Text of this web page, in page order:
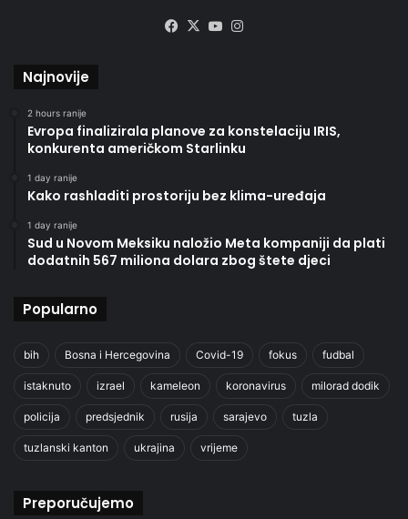
Facebook
X YouTube
Najnovije
2 hours ranije
Evropa finalizirala planove za konstelaciju IRIS,
konkurenta američkom Starlinku
1 day ranije
Kako rashladiti prostoriju bez klima-uređaja
1 day ranije
Sud u Novom Meksiku naložio Meta kompaniji da plati
dodatnih 567 miliona dolara zbog štete djeci
Popularno
bih Bosna i Hercegovina Covid-19 fokus fudbal
istaknuto izrael kameleon koronavirus milorad dodik
policija predsjednik rusija sarajevo tuzla
tuzlanski kanton ukrajina vrijeme
Preporučujemo